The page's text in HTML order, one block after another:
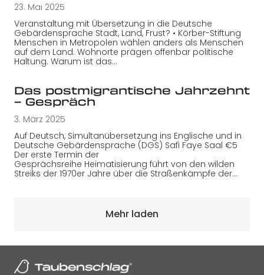
23. Mai 2025
Veranstaltung mit Übersetzung in die Deutsche
Gebärdensprache Stadt, Land, Frust? • Körber-Stiftung
Menschen in Metropolen wählen anders als Menschen
auf dem Land. Wohnorte prägen offenbar politische
Haltung. Warum ist das…
Das postmigrantische Jahrzehnt
– Gespräch
3. März 2025
Auf Deutsch, Simultanübersetzung ins Englische und in
Deutsche Gebärdensprache (DGS) Safi Faye Saal €5
Der erste Termin der
Gesprächsreihe Heimatisierung führt von den wilden
Streiks der 1970er Jahre über die Straßenkämpfe der…
Mehr laden